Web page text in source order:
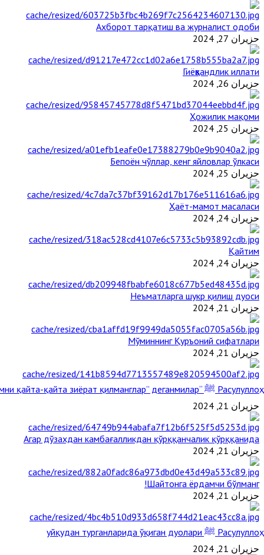
Ахборот тарқатиш ва журналист одоби
حزيران 27, 2024
Гиёҳвандлик иллати
حزيران 26, 2024
Ҳожилик мақоми
حزيران 25, 2024
Бепоён чўллар, кенг яйловлар ўлкаси
حزيران 25, 2024
Ҳаёт-мамот масаласи
حزيران 24, 2024
Қайтим
حزيران 24, 2024
Неъматларга шукр қилиш дуоси
حزيران 21, 2024
Мўминнинг Қуръоний сифатлари
حزيران 21, 2024
Расулуллоҳ ﷺ “Қабримни қайта-қайта зиёрат қилманглар” деганмилар?
حزيران 21, 2024
Агар дўзахдан камбағалликдан қўрққанчалик қўрққанида
حزيران 21, 2024
Шайтонга ёрдамчи бўлманг!
حزيران 21, 2024
Расулуллоҳ ﷺ уйқудан турганларида ўқиган дуолари
حزيران 21, 2024